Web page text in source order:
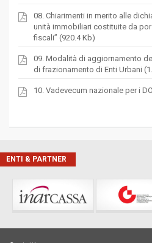
08. Chiarimenti in merito alle
unità immobiliari costituite da
fiscali” (920.4 Kb)
09. Modalità di aggiornamento
di frazionamento di Enti Urbani
10. Vadevecum nazionale per i
ENTI & PARTNER